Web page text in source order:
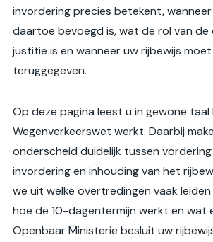
invordering precies betekent,
daartoe bevoegd is, wat de rol van de
justitie is en wanneer uw rijbewijs
teruggegeven.
Op deze pagina leest u in gewone taal
Wegenverkeerswet werkt. Daarbij
onderscheid duidelijk tussen
invordering en inhouding van het
we uit welke overtredingen vaak
hoe de 10-dagentermijn werkt en wat
Openbaar Ministerie besluit uw